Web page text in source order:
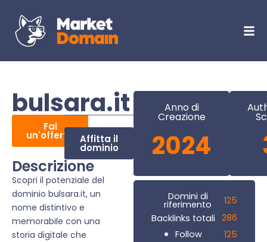
bulsara.it
Fai
un'offerta Affitta il
dominio
Descrizione
Scopri il potenziale del
dominio bulsara.it, un
nome distintivo e
memorabile con una
storia digitale che
Anno di
Creazione
2024
Domini di
riferimento
125
Backlinks totali 286
Follow
125